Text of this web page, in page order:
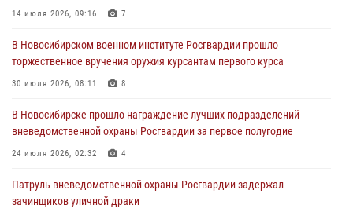
Росгвардии задержан гражданин, находящийся в розыске
В Новосибирске военнослужащие отряда спецназа «Ермак»
Росгвардии провели занятия по беспарашютному десантированию
В Новосибирске военнослужащие Росгвардии почтили память детей
– жертв войны в Донбассе
14 июля 2026, 09:16 7
В Новосибирском военном институте Росгвардии прошло
торжественное вручения оружия курсантам первого курса
30 июля 2026, 08:11 8
В Новосибирске прошло награждение лучших подразделений
вневедомственной охраны Росгвардии за первое полугодие
24 июля 2026, 02:32 4
Патруль вневедомственной охраны Росгвардии задержал
зачинщиков уличной драки